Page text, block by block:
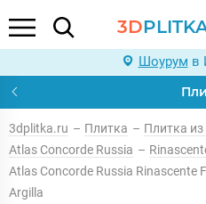
3D
Шоурум в
3dplitka.ru – Плитка – Плитка из
Atlas Concorde Russia –
Atlas Concorde Russia
Argilla